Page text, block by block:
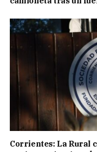
Corrientes: La Rural